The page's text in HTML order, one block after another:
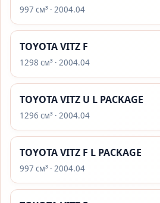
997 см³ · 2004.04
TOYOTA VITZ F
1298 см³ · 2004.04
TOYOTA VITZ U L PACKAGE
1296 см³ · 2004.04
TOYOTA VITZ F L PACKAGE
997 см³ · 2004.04